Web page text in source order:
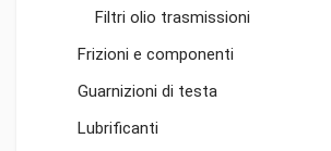
Filtri olio trasmissioni
Frizioni e componenti
Guarnizioni di testa
Lubrificanti